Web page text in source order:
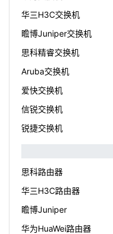
华三H3C交换机
瞻博Juniper交换机
思科精睿交换机
Aruba交换机
爱快交换机
信锐交换机
锐捷交换机
思科路由器
华三H3C路由器
瞻博Juniper
华为HuaWei路由器